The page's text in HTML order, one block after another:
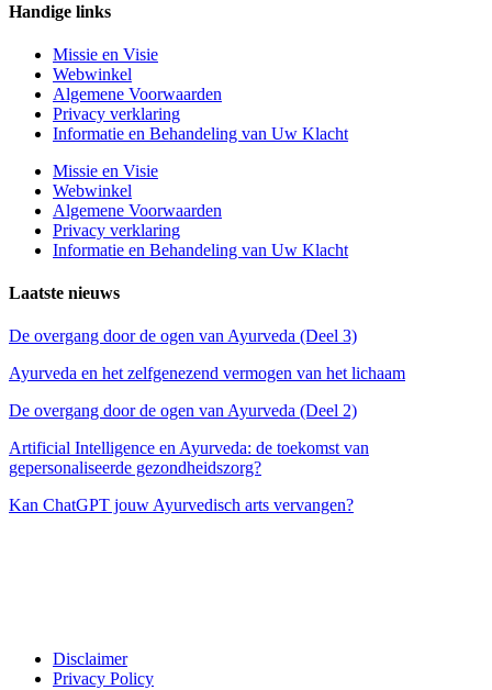
Handige links
Missie en Visie
Webwinkel
Algemene Voorwaarden
Privacy verklaring
Informatie en Behandeling van Uw Klacht
Missie en Visie
Webwinkel
Algemene Voorwaarden
Privacy verklaring
Informatie en Behandeling van Uw Klacht
Laatste nieuws
De overgang door de ogen van Ayurveda (Deel 3)
Ayurveda en het zelfgenezend vermogen van het lichaam
De overgang door de ogen van Ayurveda (Deel 2)
Artificial Intelligence en Ayurveda: de toekomst van
gepersonaliseerde gezondheidszorg?
Kan ChatGPT jouw Ayurvedisch arts vervangen?
Disclaimer
Privacy Policy